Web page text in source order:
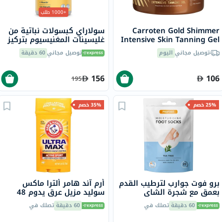
Carroten Gold Shimmer
Intensive Skin Tanning Gel
150mlتوصيل مجاني اليوم
106
+1000 طلب
سولاراي كبسولات نباتية من
غليسينات المغنيسيوم بتركيز
350 ملجم لصحة العظام
والعضلات حزمة من 120
توصيل مجاني60 دقيقة
156
195
25% خصم
برو فوت جوارب لترطيب القدم
بعمق مع شجرة الشاي
وفيتامين E لإصلاح البشرة
الجافة،حزمه من زوج واحد
60 دقيقة تصلك في
35% خصم
أرم آند هامر ألترا ماكس
سوليد مزيل عرق يدوم 48
ساعة، مضاد للتعرق، للرياضي
النشط، 73 جرام60 دقيقة تصلك في